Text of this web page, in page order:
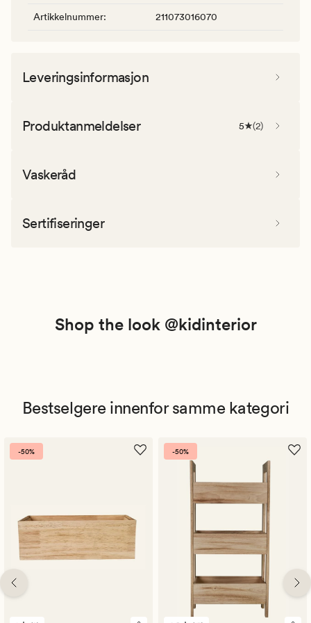
Artikkelnummer: 211073016070
Leveringsinformasjon
Produktanmeldelser 5 (2)
Vaskeråd
Sertifiseringer
Shop the look @kidinterior
Bestselgere innenfor samme kategori
-50% -50%